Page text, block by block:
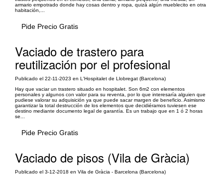
armario empotrado donde hay cosas dentro y ropa, quizá algún mueblecito en otra
habitación,...
Pide Precio Gratis
Vaciado de trastero para
reutilización por el profesional
Publicado el 22-11-2023 en L'Hospitalet de Llobregat (Barcelona)
Hay que vaciar un trastero situado en hospitalet. Son 6m2 con elementos
personales y algunos con valor para su reventa, por lo que interesaría alguien que
pudiese valorar su adquisición ya que puede sacar margen de beneficio. Asimismo
garantizar la total destrucción de los elementos que decidiéramos tuviesen ese
destino mediante documento legal de garantía. Es un trabajo que en 1 ó 2 horas
se...
Pide Precio Gratis
Vaciado de pisos (Vila de Gràcia)
Publicado el 3-12-2018 en Vila de Gràcia - Barcelona (Barcelona)